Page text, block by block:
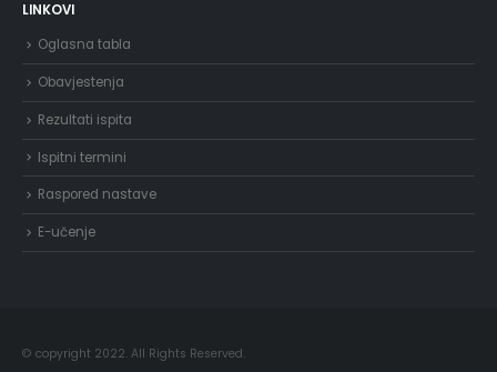
LINKOVI
Oglasna tabla
Obavjestenja
Rezultati ispita
Ispitni termini
Raspored nastave
E-učenje
© copyright 2022. All Rights Reserved.